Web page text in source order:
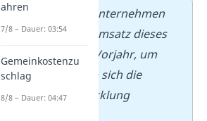
➡️Beispiel:
Ein Unternehmen
vergleicht den Umsatz dieses
Jahres mit dem Vorjahr, um
festzustellen, ob sich die
Geschäftsentwicklung
ahren
7/8 – Dauer: 03:54
Gemeinkostenzu
schlag
8/8 – Dauer: 04:47